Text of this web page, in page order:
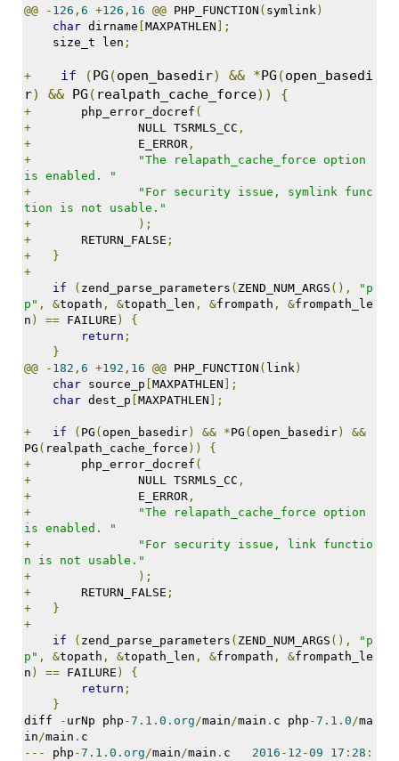
@@
- 126 , 6 +126 , 16 @@ PHP_FUNCTION ( symlink)
char dirname MAXPATHLEN ];
size_t len ;
+ if (PG (open_basedir) && *PG (open_basedi
r) && PG ( realpath_cache_force)) {
+ php_error_docref (
+ NULL TSRMLS_CC ,
+ E_ERROR ,
+
"The relapath_cache_force option
is enabled. "
+
"For security issue, symlink func
tion is not usable."
+
);
+ RETURN_FALSE ;
+
}
+
if
( zend_parse_parameters ( ZEND_NUM_ARGS (),
"p
p" , &topath , &topath_len , &frompath , &frompath_le
n ) == FAILURE )
{
return ;
}
@@
- 182 , 6 +192 , 16 @@ PHP_FUNCTION ( link)
char source_p MAXPATHLEN ];
char dest_p MAXPATHLEN ];
+ if ( PG ( open_basedir) && *PG ( open_basedir)
&&
PG ( realpath_cache_force ))
{
+ php_error_docref (
+ NULL TSRMLS_CC ,
+ E_ERROR ,
+
"The relapath_cache_force option
is enabled. "
+
"For security issue, link functio
n is not usable."
+
);
+ RETURN_FALSE ;
+
}
+
if
( zend_parse_parameters ( ZEND_NUM_ARGS (),
"p
p" , &topath , &topath_len , &frompath , &frompath_le
n ) == FAILURE )
{
return ;
}
diff
- urNp php -7.1 . 0.org/main/main . c php -7.1 . 0/ma
in/main . c
---
php -7.1 . 0.org/main/main . c 2016 - 12 -09 17 : 28 :